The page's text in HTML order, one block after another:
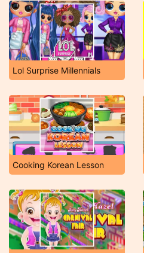
Lol Surprise Millennials
Cooking Korean Lesson